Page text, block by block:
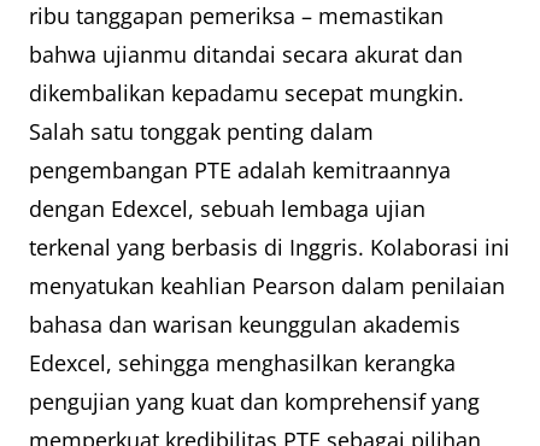
ribu tanggapan pemeriksa – memastikan
bahwa ujianmu ditandai secara akurat dan
dikembalikan kepadamu secepat mungkin.
Salah satu tonggak penting dalam
pengembangan PTE adalah kemitraannya
dengan Edexcel, sebuah lembaga ujian
terkenal yang berbasis di Inggris. Kolaborasi ini
menyatukan keahlian Pearson dalam penilaian
bahasa dan warisan keunggulan akademis
Edexcel, sehingga menghasilkan kerangka
pengujian yang kuat dan komprehensif yang
memperkuat kredibilitas PTE sebagai pilihan